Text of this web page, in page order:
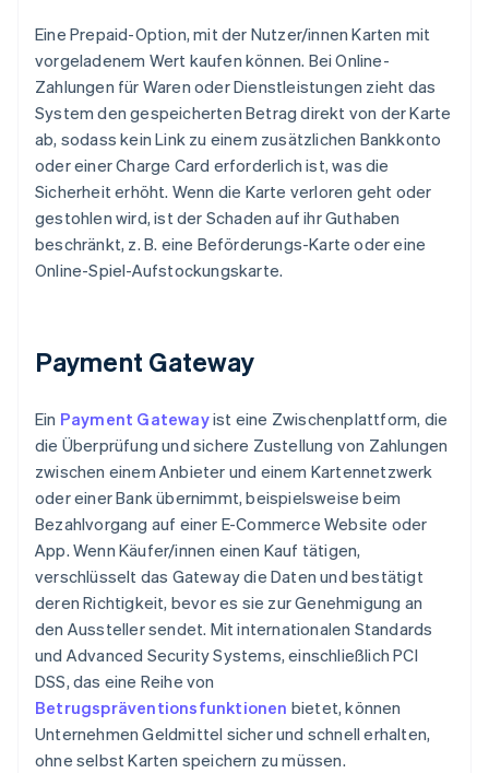
Eine Prepaid-Option, mit der Nutzer/innen Karten mit
vorgeladenem Wert kaufen können. Bei Online-
Zahlungen für Waren oder Dienstleistungen zieht das
System den gespeicherten Betrag direkt von der Karte
ab, sodass kein Link zu einem zusätzlichen Bankkonto
oder einer Charge Card erforderlich ist, was die
Sicherheit erhöht. Wenn die Karte verloren geht oder
gestohlen wird, ist der Schaden auf ihr Guthaben
beschränkt, z. B. eine Beförderungs-Karte oder eine
Online-Spiel-Aufstockungskarte.
Payment Gateway
Ein Payment Gatewayist eine Zwischenplattform, die
die Überprüfung und sichere Zustellung von Zahlungen
zwischen einem Anbieter und einem Kartennetzwerk
oder einer Bank übernimmt, beispielsweise beim
Bezahlvorgang auf einer E-Commerce Website oder
App. Wenn Käufer/innen einen Kauf tätigen,
verschlüsselt das Gateway die Daten und bestätigt
deren Richtigkeit, bevor es sie zur Genehmigung an
den Aussteller sendet. Mit internationalen Standards
und Advanced Security Systems, einschließlich PCI
DSS, das eine Reihe von
Betrugspräventionsfunktionen bietet, können
Unternehmen Geldmittel sicher und schnell erhalten,
ohne selbst Karten speichern zu müssen.